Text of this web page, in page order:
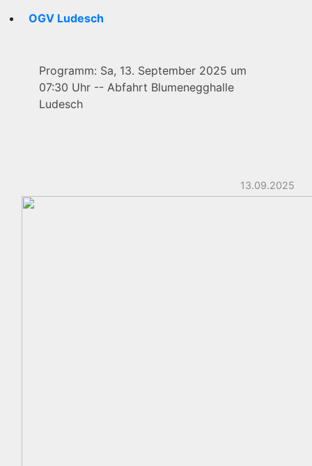
OGV Ludesch
Programm: Sa, 13. September 2025 um
07:30 Uhr -- Abfahrt Blumenegghalle
Ludesch
13.09.2025